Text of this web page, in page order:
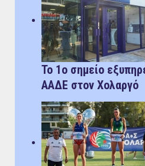
Το 1ο σημείο
ΑΑΔΕ στον Χολαργό